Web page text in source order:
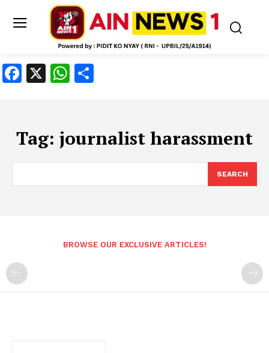
Facebook
X WhatsApp
Tag: journalist harassment
SEARCH
BROWSE OUR EXCLUSIVE ARTICLES!